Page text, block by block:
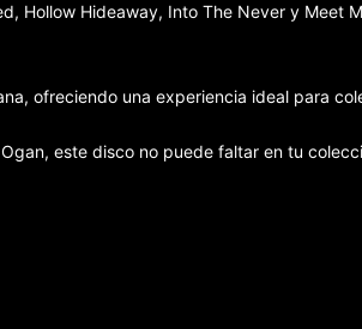
Hollow Hideaway, Into The Never y Meet
ofreciendo una experiencia ideal para
este disco no puede faltar en tu